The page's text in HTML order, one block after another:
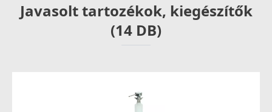
Részletek
Javasolt tartozékok, kiegészítők
(14 DB)